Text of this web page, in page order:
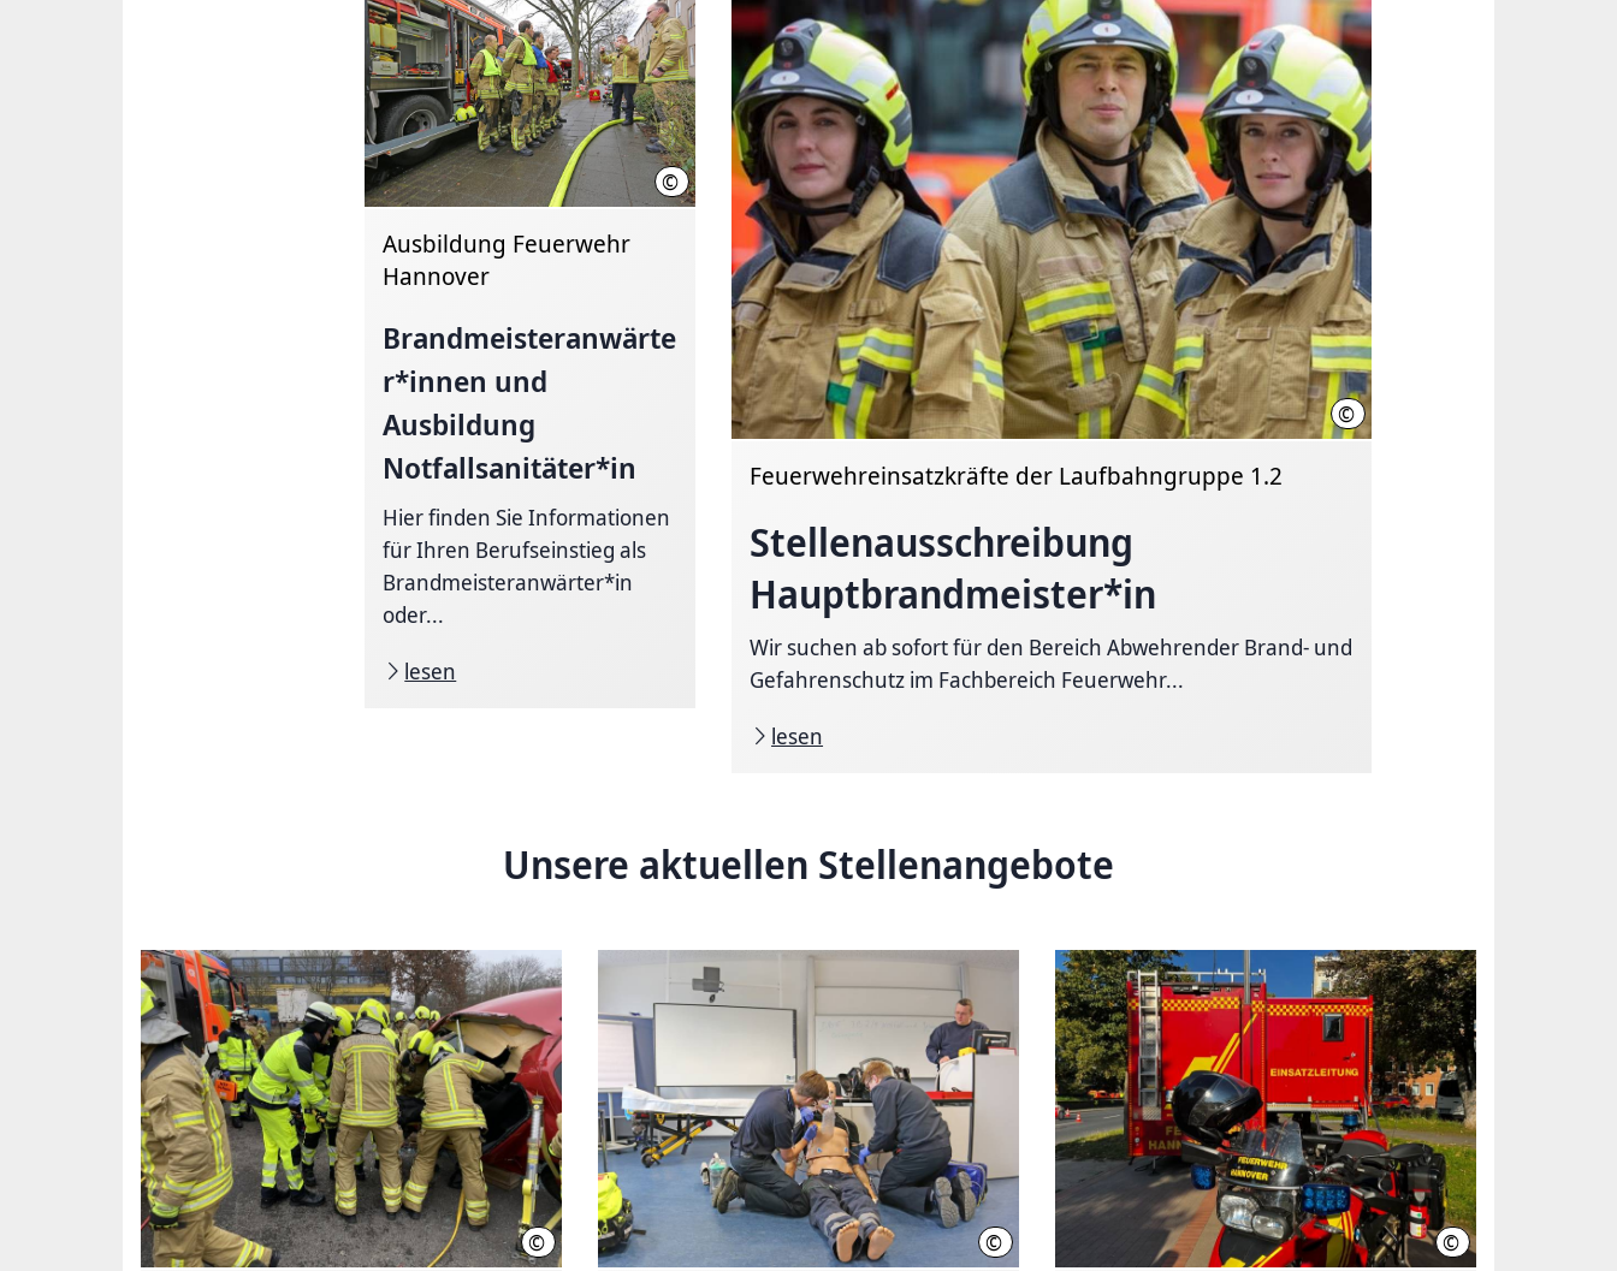
© Feuerwehr Hannover
Ausbildung Feuerwehr
Hannover
Brandmeisteranwärte
r*innen und
Ausbildung
Notfallsanitäter*in
Hier finden Sie Informationen
für Ihren Berufseinstieg als
Brandmeisteranwärter*in
oder...
lesen
© Feuerwehr Hannover
Feuerwehreinsatzkräfte der Laufbahngruppe 1.2
Stellenausschreibung
Hauptbrandmeister*in
Wir suchen ab sofort für den Bereich Abwehrender Brand- und
Gefahrenschutz im Fachbereich Feuerwehr...
lesen
Unsere aktuellen Stellenangebote
© Feuerwehr Hannover © Feuerwehr Hannover © Feuerwehr Hannover